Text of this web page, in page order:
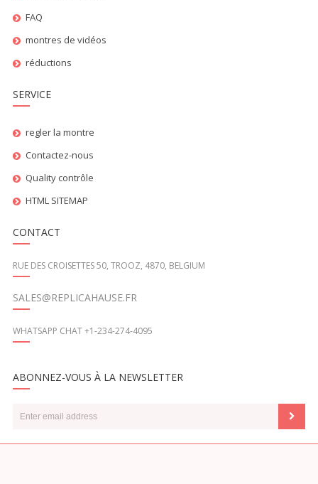
FAQ
montres de vidéos
réductions
SERVICE
regler la montre
Contactez-nous
Quality contrôle
HTML SITEMAP
CONTACT
RUE DES CROISETTES 50, TROOZ, 4870, BELGIUM
SALES@REPLICAHAUSE.FR
WHATSAPP CHAT +1-234-274-4095
ABONNEZ-VOUS À LA NEWSLETTER